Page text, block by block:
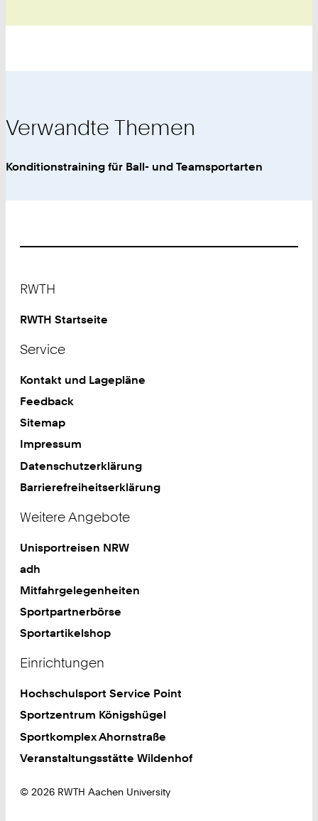
Verwandte Themen
Konditionstraining für Ball- und Teamsportarten
RWTH
RWTH Startseite
Service
Kontakt und Lagepläne
Feedback
Sitemap
Impressum
Datenschutzerklärung
Barrierefreiheitserklärung
Weitere Angebote
Unisportreisen NRW
adh
Mitfahrgelegenheiten
Sportpartnerbörse
Sportartikelshop
Einrichtungen
Hochschulsport Service Point
Sportzentrum Königshügel
Sportkomplex Ahornstraße
Veranstaltungsstätte Wildenhof
© 2026 RWTH Aachen University